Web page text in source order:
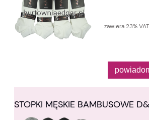
zawiera 23%
STOPKI MĘSKIE BAMBUSOWE